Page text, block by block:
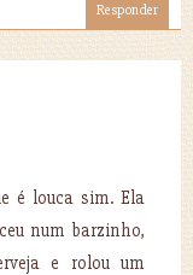
Responder
é louca sim. Ela
num barzinho,
e rolou um